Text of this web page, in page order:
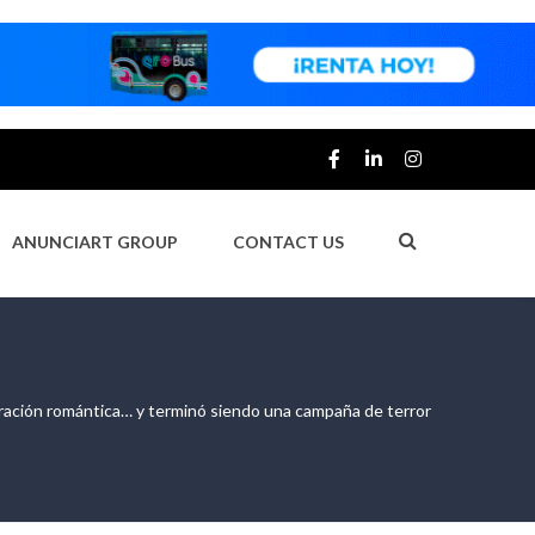
ANUNCIART GROUP CONTACT US
romántica… y terminó siendo una campaña de terror